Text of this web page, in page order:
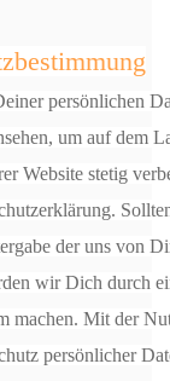
persönlichen
um auf dem
Website stetig
der uns von
wir Dich durch
machen. Mit der
persönlicher